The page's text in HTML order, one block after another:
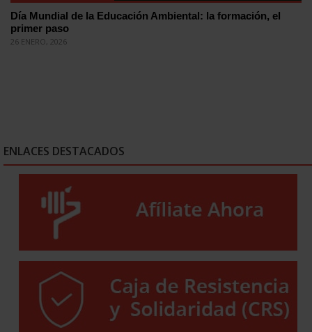
Día Mundial de la Educación Ambiental: la formación, el
primer paso
26 ENERO, 2026
ENLACES DESTACADOS